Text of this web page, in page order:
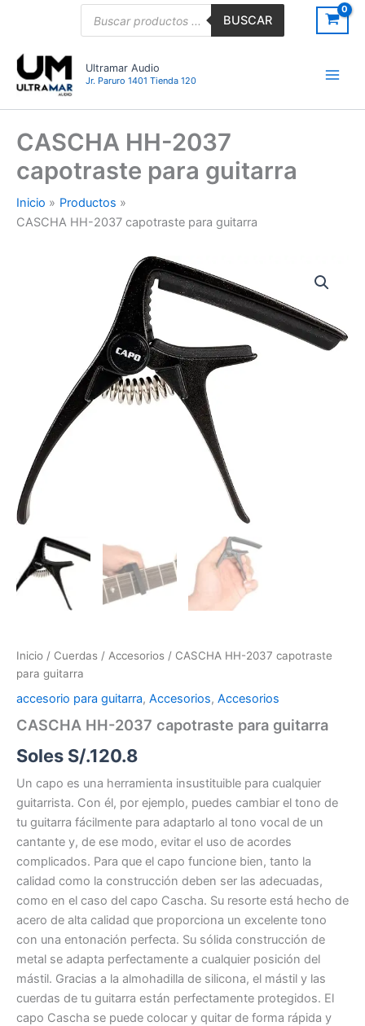
BUSCAR
Ultramar Audio
Jr. Paruro 1401 Tienda 120
CASCHA HH-2037
capotraste para guitarra
Inicio
Productos
CASCHA HH-2037 capotraste para guitarra
Inicio / Cuerdas / Accesorios / CASCHA HH-2037 capotraste
para guitarra
accesorio para guitarra, Accesorios, Accesorios
CASCHA HH-2037 capotraste para guitarra
Soles S/.120.8
Un capo es una herramienta insustituible para cualquier
guitarrista. Con él, por ejemplo, puedes cambiar el tono de
tu guitarra fácilmente para adaptarlo al tono vocal de un
cantante y, de ese modo, evitar el uso de acordes
complicados. Para que el capo funcione bien, tanto la
calidad como la construcción deben ser las adecuadas,
como en el caso del capo Cascha. Su resorte está hecho de
acero de alta calidad que proporciona un excelente tono
con una entonación perfecta. Su sólida construcción de
metal se adapta perfectamente a cualquier posición del
mástil. Gracias a la almohadilla de silicona, el mástil y las
cuerdas de tu guitarra están perfectamente protegidos. El
capo Cascha se puede colocar y quitar de forma rápida y